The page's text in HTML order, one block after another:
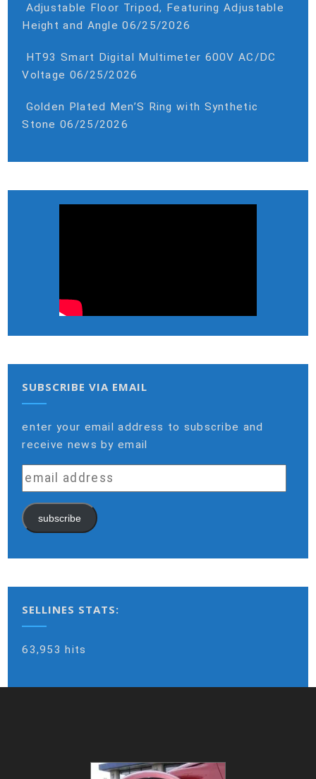
Adjustable Floor Tripod, Featuring Adjustable
Height and Angle 06/25/2026
HT93 Smart Digital Multimeter 600V AC/DC
Voltage 06/25/2026
Golden Plated Men’S Ring with Synthetic
Stone 06/25/2026
SUBSCRIBE VIA EMAIL
enter your email address to subscribe and
receive news by email
email
address
subscribe
SELLINES STATS:
63,953 hits